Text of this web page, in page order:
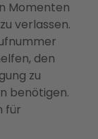
Momenten
verlassen.
den
zu
benötigen.
für